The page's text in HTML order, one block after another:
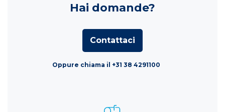
Hai domande?
Contattaci
Oppure chiama il +31 38 4291100